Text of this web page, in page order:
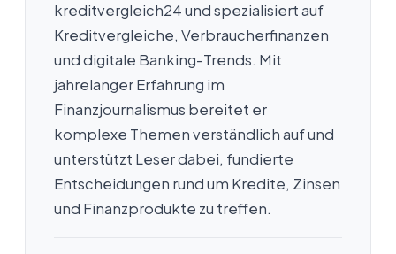
kreditvergleich24 und spezialisiert auf
Kreditvergleiche, Verbraucherfinanzen
und digitale Banking-Trends. Mit
jahrelanger Erfahrung im
Finanzjournalismus bereitet er
komplexe Themen verständlich auf und
unterstützt Leser dabei, fundierte
Entscheidungen rund um Kredite, Zinsen
und Finanzprodukte zu treffen.